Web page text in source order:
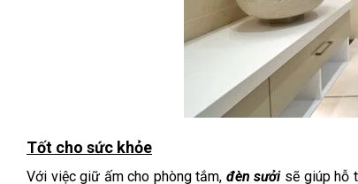
Tốt cho sức khỏe
Với việc giữ ấm cho phòng tắm, đèn sưởisẽ giúp hỗ